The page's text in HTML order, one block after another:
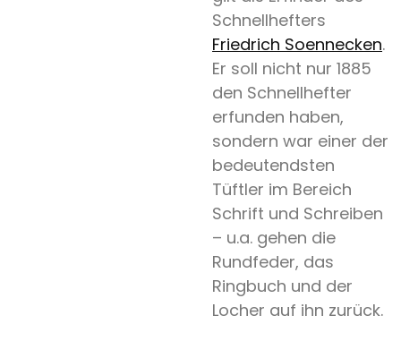
Schnellhefters
Friedrich Soennecken.
Er soll nicht nur 1885
den Schnellhefter
erfunden haben,
sondern war einer der
bedeutendsten
Tüftler im Bereich
Schrift und Schreiben
– u.a. gehen die
Rundfeder, das
Ringbuch und der
Locher auf ihn zurück.